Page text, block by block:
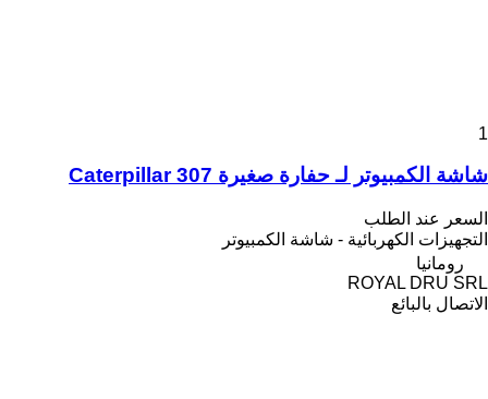
1
شاشة الكمبيوتر لـ حفارة صغيرة Caterpillar 307
السعر عند الطلب
التجهيزات الكهربائية - شاشة الكمبيوتر
رومانيا
ROYAL DRU SRL
الاتصال بالبائع